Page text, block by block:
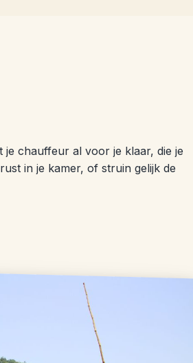
chauffeur al voor je klaar, die je
in je kamer, of struin gelijk de